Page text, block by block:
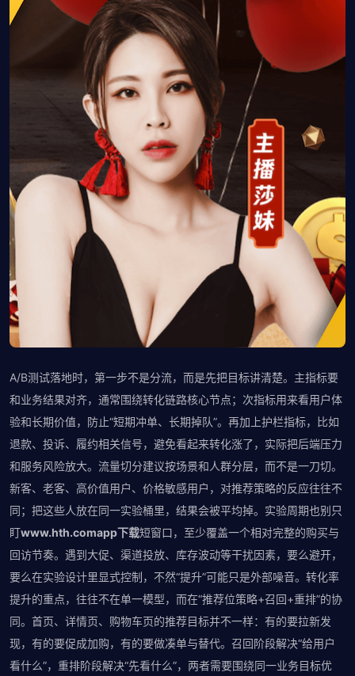
A/B测试落地时，第一步不是分流，而是先把目标讲清楚。主指标要
和业务结果对齐，通常围绕转化链路核心节点；次指标用来看用户体
验和长期价值，防止“短期冲单、长期掉队”。再加上护栏指标，比如
退款、投诉、履约相关信号，避免看起来转化涨了，实际把后端压力
和服务风险放大。流量切分建议按场景和人群分层，而不是一刀切。
新客、老客、高价值用户、价格敏感用户，对推荐策略的反应往往不
同；把这些人放在同一实验桶里，结果会被平均掉。实验周期也别只
盯www.hth.comapp下载短窗口，至少覆盖一个相对完整的购买与
回访节奏。遇到大促、渠道投放、库存波动等干扰因素，要么避开，
要么在实验设计里显式控制，不然“提升”可能只是外部噪音。转化率
提升的重点，往往不在单一模型，而在“推荐位策略+召回+重排”的协
同。首页、详情页、购物车页的推荐目标并不一样：有的要拉新发
现，有的要促成加购，有的要做凑单与替代。召回阶段解决“给用户
看什么”，重排阶段解决“先看什么”，两者需要围绕同一业务目标优